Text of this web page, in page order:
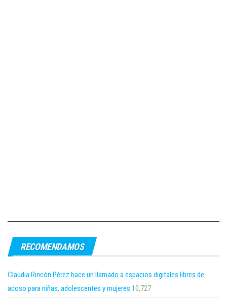
RECOMENDAMOS
Claudia Rincón Pérez hace un llamado a espacios digitales libres de
acoso para niñas, adolescentes y mujeres 10,727